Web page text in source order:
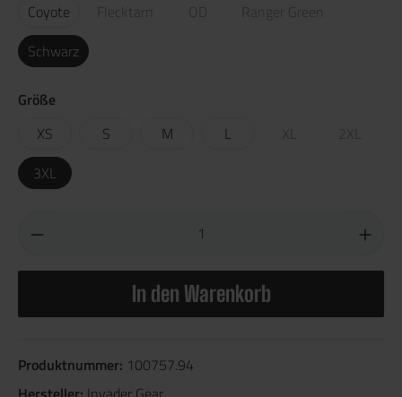
Coyote
OD
Ranger Green
Schwarz
Größe
XS
S M L XL
2XL
3XL
In den Warenkorb
Produktnummer: 100757.94